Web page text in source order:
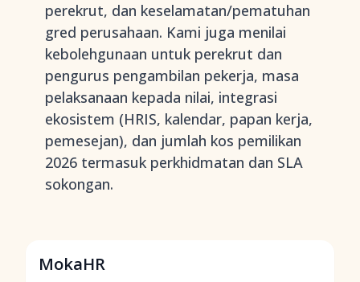
perekrut, dan keselamatan/pematuhan
gred perusahaan. Kami juga menilai
kebolehgunaan untuk perekrut dan
pengurus pengambilan pekerja, masa
pelaksanaan kepada nilai, integrasi
ekosistem (HRIS, kalendar, papan kerja,
pemesejan), dan jumlah kos pemilikan
2026 termasuk perkhidmatan dan SLA
sokongan.
MokaHR